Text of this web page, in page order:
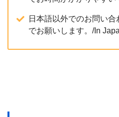
日本語以外でのお問い
でお願いします。/In